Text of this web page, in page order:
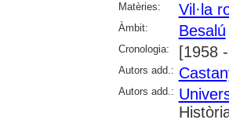
Matèries:
Vil·la
Àmbit: Besalú
Cronologia: [1958
Autors add.:
Autors add.: